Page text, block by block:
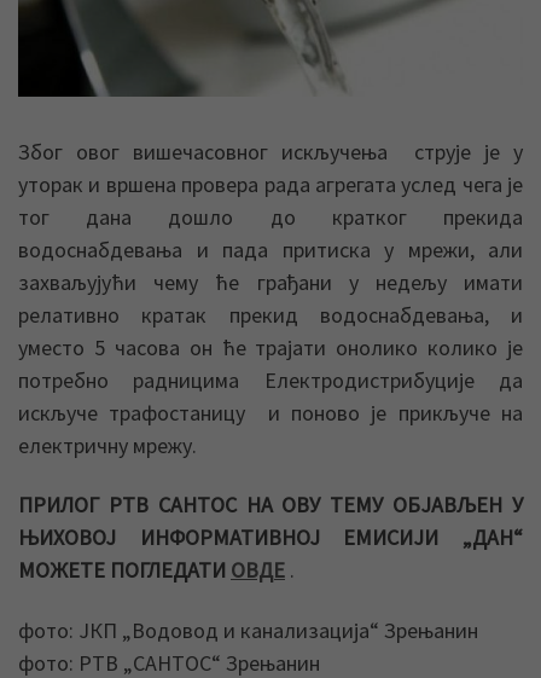
Због овог вишечасовног искључења струје је у
уторак и вршена провера рада агрегата услед чега је
тог дана дошло до кратког прекида
водоснабдевања и пада притиска у мрежи, али
захваљујући чему ће грађани у недељу имати
релативно кратак прекид водоснабдевања, и
уместо 5 часова он ће трајати онолико колико је
потребно радницима Електродистрибуције да
искључе трафостаницу и поново је прикључе на
електричну мрежу.
ПРИЛОГ РТВ САНТОС НА ОВУ ТЕМУ ОБЈАВЉЕН У
ЊИХОВОЈ ИНФОРМАТИВНОЈ ЕМИСИЈИ „ДАН“
МОЖЕТЕ ПОГЛЕДАТИ ОВДЕ .
фото: ЈКП „Водовод и канализација“ Зрењанин
фото: РТВ „САНТОС“ Зрењанин